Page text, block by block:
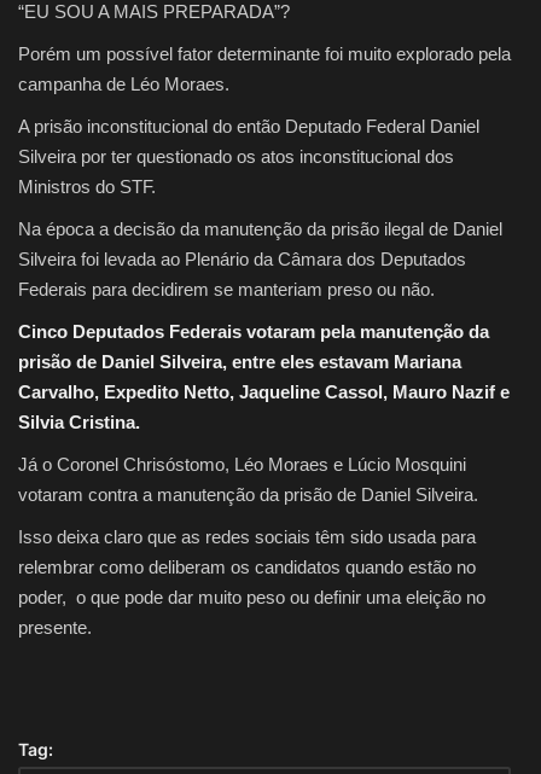
“EU SOU A MAIS PREPARADA”?
Porém um possível fator determinante foi muito explorado pela
campanha de Léo Moraes.
A prisão inconstitucional do então Deputado Federal Daniel
Silveira por ter questionado os atos inconstitucional dos
Ministros do STF.
Na época a decisão da manutenção da prisão ilegal de Daniel
Silveira foi levada ao Plenário da Câmara dos Deputados
Federais para decidirem se manteriam preso ou não.
Cinco Deputados Federais votaram pela manutenção da
prisão de Daniel Silveira, entre eles estavam Mariana
Carvalho, Expedito Netto, Jaqueline Cassol, Mauro Nazif e
Silvia Cristina.
Já o Coronel Chrisóstomo, Léo Moraes e Lúcio Mosquini
votaram contra a manutenção da prisão de Daniel Silveira.
Isso deixa claro que as redes sociais têm sido usada para
relembrar como deliberam os candidatos quando estão no
poder, o que pode dar muito peso ou definir uma eleição no
presente.
Tag: